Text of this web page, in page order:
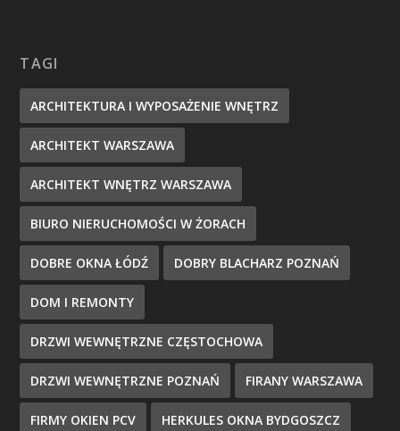
TAGI
ARCHITEKTURA I WYPOSAŻENIE WNĘTRZ
ARCHITEKT WARSZAWA
ARCHITEKT WNĘTRZ WARSZAWA
BIURO NIERUCHOMOŚCI W ŻORACH
DOBRE OKNA ŁÓDŹ DOBRY BLACHARZ POZNAŃ
DOM I REMONTY
DRZWI WEWNĘTRZNE CZĘSTOCHOWA
DRZWI WEWNĘTRZNE POZNAŃ FIRANY WARSZAWA
FIRMY OKIEN PCV HERKULES OKNA BYDGOSZCZ